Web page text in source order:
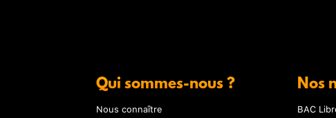
Qui sommes-nous ?
Nous connaître
Nos
BAC